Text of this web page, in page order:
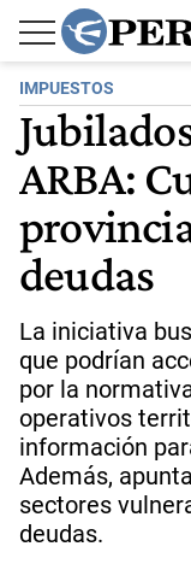
IMPUESTOS
ARBA:
deudas
La iniciativa
que podrían
por la
operativos
información
Además,
sectores
deudas.